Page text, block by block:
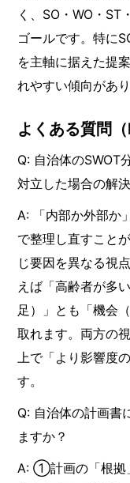
く、SO・WO・
ゴールです。特に
を主軸に据えた提
れやすい傾向があり
よくある質問（
Q: 自治体のSWOT
対立した場合の解
A: 「内部か外部か
で整理し直すこと
じ要因を異なる視
えば「高齢者が多
足）」とも「機会
取れます。両方の
上で「より影響度
す。
Q: 自治体の計画書
ますか？
A: ①計画の「根拠